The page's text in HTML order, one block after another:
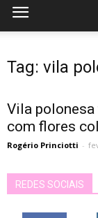
Tag: vila
Vila
com flores
Rogério Princiotti -
REDES SOCIAIS